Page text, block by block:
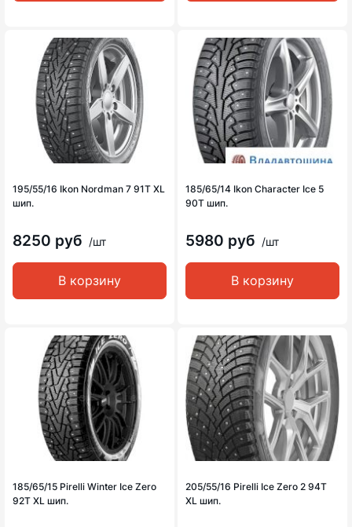
195/55/16 Ikon Nordman 7 91T XL
шип.
8250 руб /шт
В корзину
185/65/14 Ikon Character Ice 5
90T шип.
5980 руб /шт
В корзину
185/65/15 Pirelli Winter Ice Zero
92T XL шип.
205/55/16 Pirelli Ice Zero 2 94T
XL шип.